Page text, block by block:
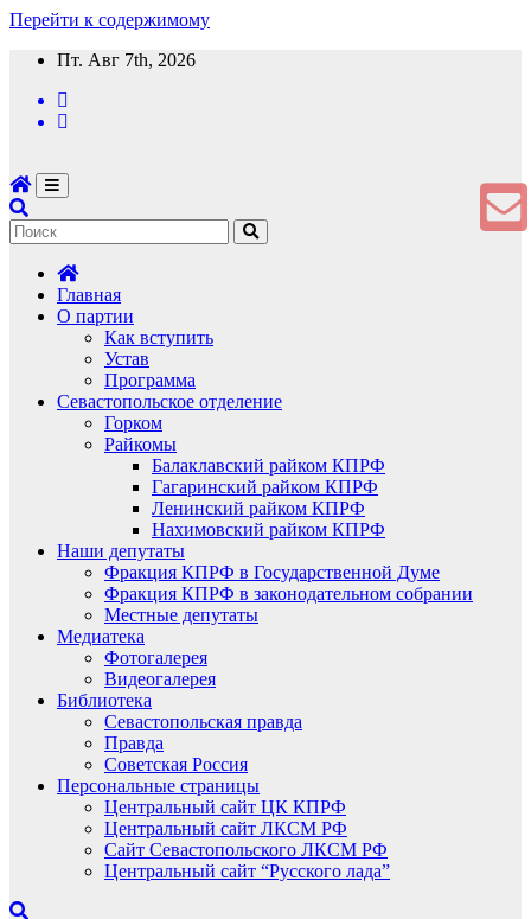
Перейти к содержимому
Пт. Авг 7th, 2026
Главная
О партии
Как вступить
Устав
Программа
Севастопольское отделение
Горком
Райкомы
Балаклавский райком КПРФ
Гагаринский райком КПРФ
Ленинский райком КПРФ
Нахимовский райком КПРФ
Наши депутаты
Фракция КПРФ в Государственной Думе
Фракция КПРФ в законодательном собрании
Местные депутаты
Медиатека
Фотогалерея
Видеогалерея
Библиотека
Севастопольская правда
Правда
Советская Россия
Персональные страницы
Центральный сайт ЦК КПРФ
Центральный сайт ЛКСМ РФ
Сайт Севастопольского ЛКСМ РФ
Центральный сайт “Русского лада”